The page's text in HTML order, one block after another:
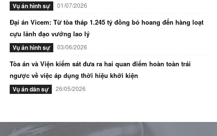
Vụ án hình sự 01/07/2026
Đại án Vicem: Từ tòa tháp 1.245 tỷ đồng bỏ hoang đến hàng loạt
cựu lãnh đạo vướng lao lý
Vụ án hình sự 03/06/2026
Tòa án và Viện kiểm sát đưa ra hai quan điểm hoàn toàn trái
ngược về việc áp dụng thời hiệu khởi kiện
Vụ án dân sự 26/05/2026